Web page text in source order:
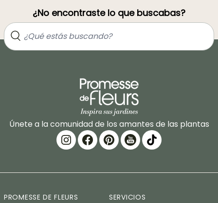
¿No encontraste lo que buscabas?
Únete a la comunidad de los amantes de las plantas
PROMESSE DE FLEURS SERVICIOS